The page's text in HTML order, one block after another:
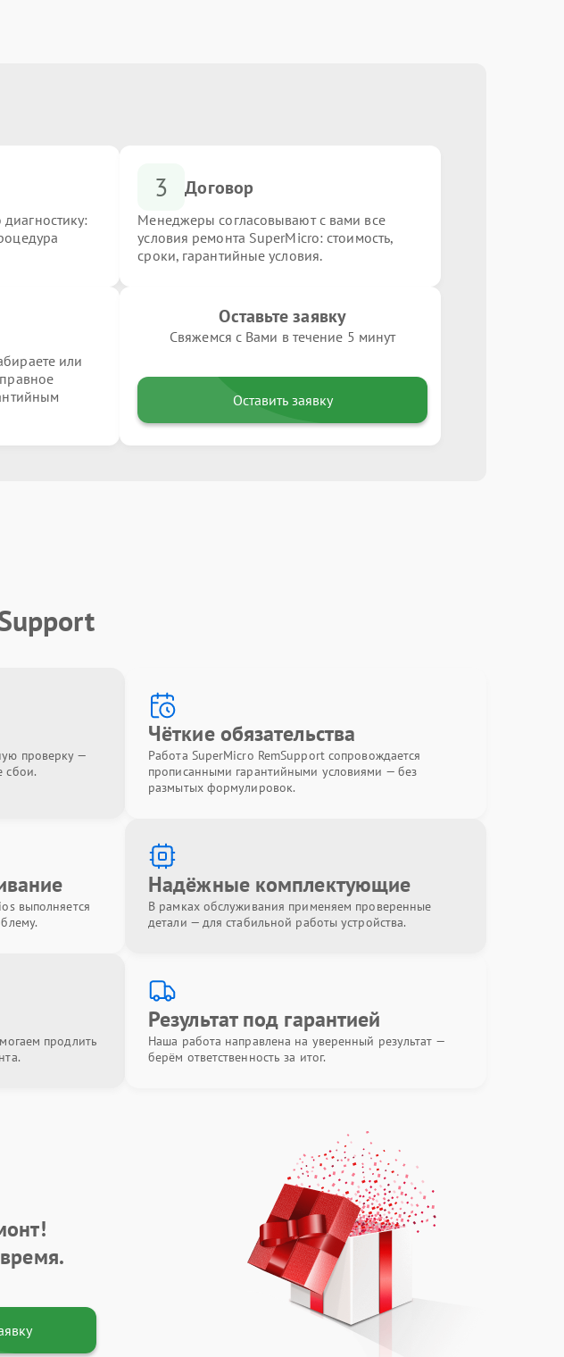
3 Договор
Менеджеры согласовывают с вами все
условия ремонта SuperMicro: стоимость,
сроки, гарантийные условия.
или
Оставьте заявку
Свяжемся с Вами в течение 5 минут
Оставить заявку
проверку —
сбои.
Чёткие обязательства
Работа SuperMicro RemSupport сопровождается
прописанными гарантийными условиями — без
размытых формулировок.
выполняется
Надёжные комплектующие
В рамках обслуживания применяем проверенные
детали — для стабильной работы устройства.
продлить
Результат под гарантией
Наша работа направлена на уверенный результат —
берём ответственность за итог.